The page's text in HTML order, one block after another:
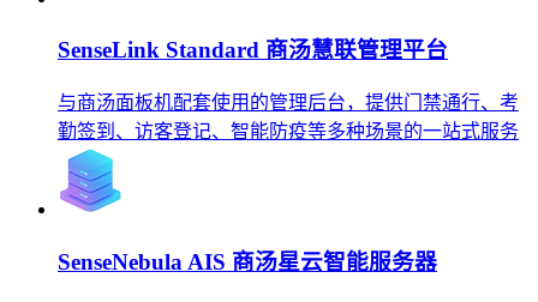
SenseLink Standard 商汤慧联管理平台
与商汤面板机配套使用的管理后台，提供门禁通行、考
勤签到、访客登记、智能防疫等多种场景的一站式服务
SenseNebula AIS 商汤星云智能服务器